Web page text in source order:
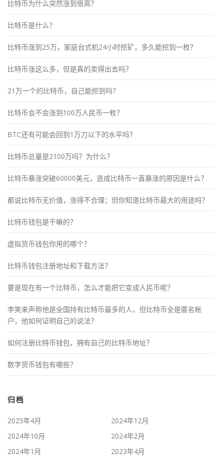
比特币为什么突然涨到很高？
比特币是什么？
比特币涨到25万，家庭台式机24小时挖矿，多久能挖到一枚？
比特币涨这么多，但是真的卖得出去吗？
21万一个的比特币，自己能挖到吗？
比特币会不会涨到100万人民币一枚？
BTC还有可能会回到1万刀以下的水平吗？
比特币总量是2100万吗？为什么？
比特币暴涨突破60000美元，造成比特币一直暴涨的原因是什么？
都说比特币无价值，涨得不合理；但你知道比特币最大的用途吗？
比特币钱包是干嘛的？
虚拟货币钱包你用的哪个？
比特币钱包注册地址和下载方法？
要是现在有一个比特币，怎么才能把它变成人民币呢？
李笑来声称他是全国持有比特币最多的人，但比特币全是匿名帐
户，他如何证明自己的说法？
如何注册比特币钱包，拥有自己的比特币地址？
数字货币钱包有哪些？
归档
2025年4月
2024年12月
2024年10月
2024年2月
2024年1月
2023年4月